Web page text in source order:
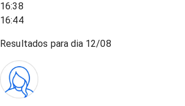
16:38
16:44
Resultados para dia 12/08